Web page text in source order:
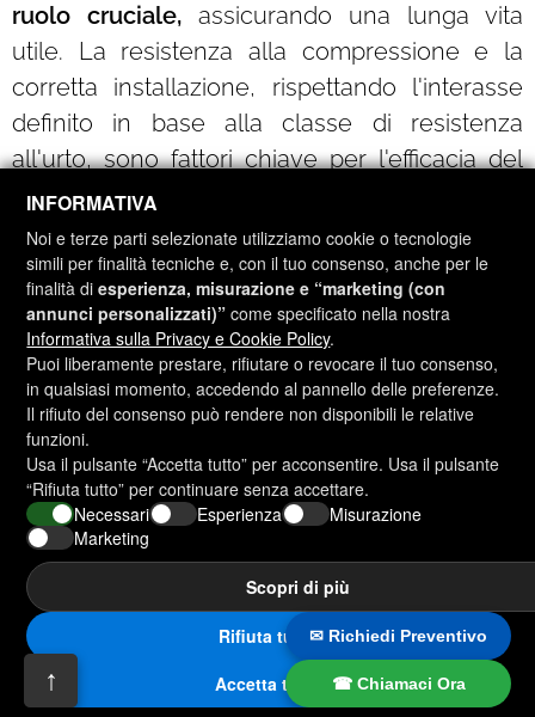
↑
✉ Richiedi Preventivo
☎ Chiamaci Ora
INFORMATIVA
Noi e terze parti selezionate utilizziamo cookie o tecnologie
simili per finalità tecniche e, con il tuo consenso, anche per le
finalità diesperienza, misurazione e “marketing (con
annunci personalizzati)” come specificato nella nostra
Informativa sulla Privacy e Cookie Policy.
Puoi liberamente prestare, rifiutare o revocare il tuo consenso,
in qualsiasi momento, accedendo al pannello delle preferenze.
Il rifiuto del consenso può rendere non disponibili le relative
funzioni.
Usa il pulsante “Accetta tutto” per acconsentire. Usa il pulsante
“Rifiuta tutto” per continuare senza accettare.
Necessari
Esperienza
Misurazione
Marketing
Scopri di più
Rifiuta tutto
Accetta tutto
ruolo cruciale, assicurando una lunga vita
utile. La resistenza alla compressione e la
corretta installazione, rispettando l'interasse
definito in base alla classe di resistenza
all'urto, sono fattori chiave per l'efficacia del
sistema.
La nostra bulloneria è disponibile in diverse
finiture, ma, data la specificità d'uso delle viti,
privilegiamo la finitura zincata a caldo (HDG),
assicurando maggiore durata e resistenza agli
agenti atmosferici
Altri prodotti Bulfer
Sito realizzato da
Cookies
Lingue
Română
Utilizziamo i cookie per consentire il corretto funzionamento
e la sicurezza del nostro sito web e per offrirti la migliore
esperienza utente possibile.
Accetta solo i necessari Accetta tutti